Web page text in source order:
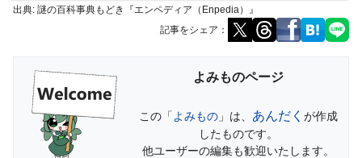
出典: 謎の百科事典もどき『エンペディア（Enpedia）』
記事をシェア：
よみものページ
この「 よみもの 」は、 あんだく が作成
したものです。
他ユーザーの編集も歓迎いたします。